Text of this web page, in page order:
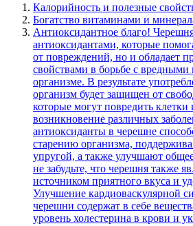
Калорийность и полезные
Богатство витаминами и
Антиоксидантное благо!
антиоксидантами, которые
от повреждений, но и обладает
свойствами в борьбе с вредными
организме. В результате
организм будет защищен от
которые могут повредить клетки
возникновение различных
антиоксиданты в черешне
старению организма,
упругой, а также улучшают
не забудьте, что черешня также
источником приятного вкуса и
Улучшение кардиоваскулярной
черешни содержат в себе
уровень холестерина в крови и